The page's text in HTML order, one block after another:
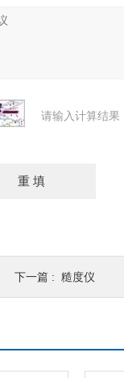
请输入计算结果
下一篇 : 糙度仪